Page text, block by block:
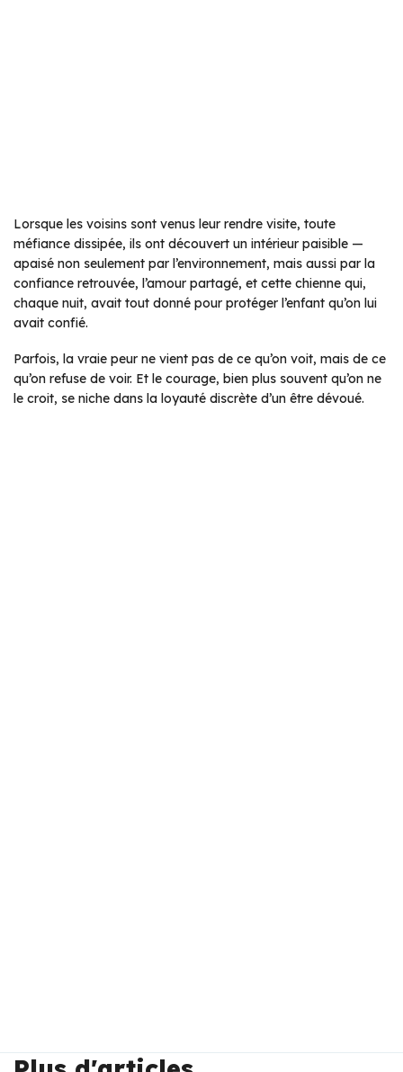
Lorsque les voisins sont venus leur rendre visite, toute
méfiance dissipée, ils ont découvert un intérieur paisible —
apaisé non seulement par l’environnement, mais aussi par la
confiance retrouvée, l’amour partagé, et cette chienne qui,
chaque nuit, avait tout donné pour protéger l’enfant qu’on lui
avait confié.
Parfois, la vraie peur ne vient pas de ce qu’on voit, mais de ce
qu’on refuse de voir. Et le courage, bien plus souvent qu’on ne
le croit, se niche dans la loyauté discrète d’un être dévoué.